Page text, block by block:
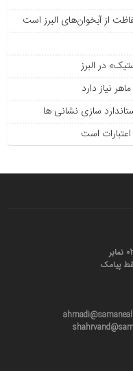
از آبخوان‌های البرز است
در البرز
نیاز دارد
سازی نشانی ها
اعتبارات است